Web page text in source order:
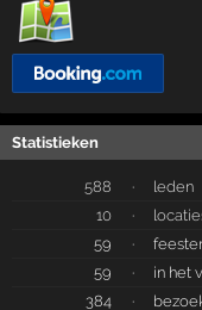
Statistieken
588 ·
leden
10
·
59
·
59
·
in het
384
·